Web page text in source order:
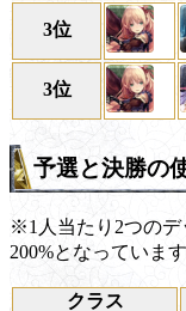
3位
3位
予選と決勝の
※1人当たり2つのデ
200%となっています
クラス